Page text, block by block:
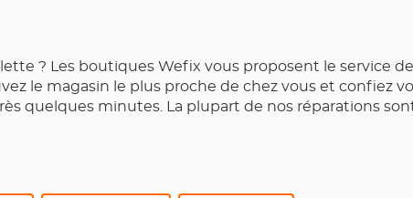
? Les boutiques Wefix vous proposent le service
le magasin le plus proche de chez vous et confiez
quelques minutes. La plupart de nos réparations